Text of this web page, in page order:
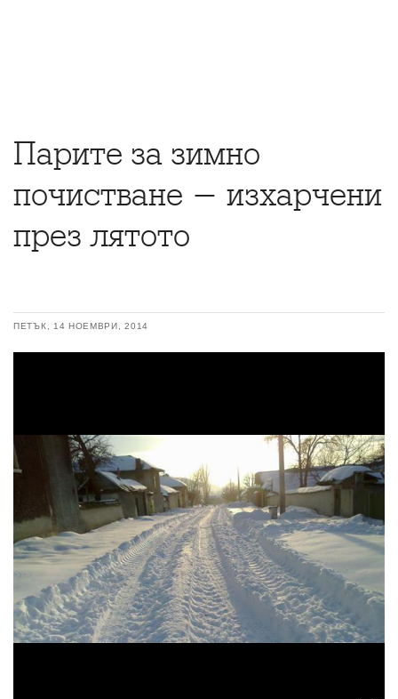
Парите за зимно
почистване - изхарчени
през лятото
ПЕТЪК, 14 НОЕМВРИ, 2014